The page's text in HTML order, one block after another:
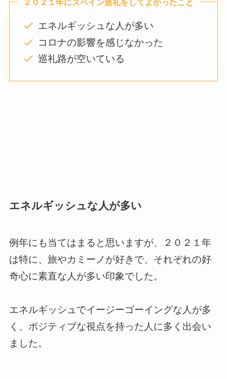
２０２１年にスペイン巡礼をしてよかったこと
エネルギッシュな人が多い
コロナの影響を感じなかった
巡礼路が空いている
エネルギッシュな人が多い
例年にも当てはまると思いますが、２０２１年
は特に、旅やカミーノが好きで、それぞれの好
奇心に素直な人が多い印象でした。
エネルギッシュでイージーゴーイングな人が多
く、ポジティブな視点を持った人に多く出会い
ました。